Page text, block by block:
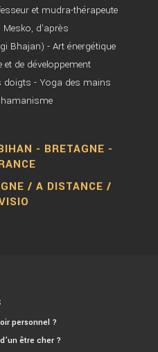
et mudra-thérapeute
d'après
Bhajan) - Art énergétique
et de développement
doigts - Yoga des mains
- BRETAGNE -
/ A DISTANCE /
personnel ?
être cher ?